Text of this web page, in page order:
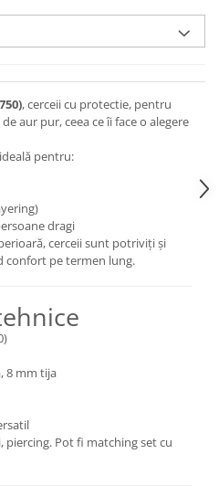
, cerceii cu protectie, pentru
aur pur, ceea ce îi face o alegere
pentru:
dragi
cerceii sunt potriviți și
confort pe termen lung.
8 mm tija
piercing. Pot fi matching set cu